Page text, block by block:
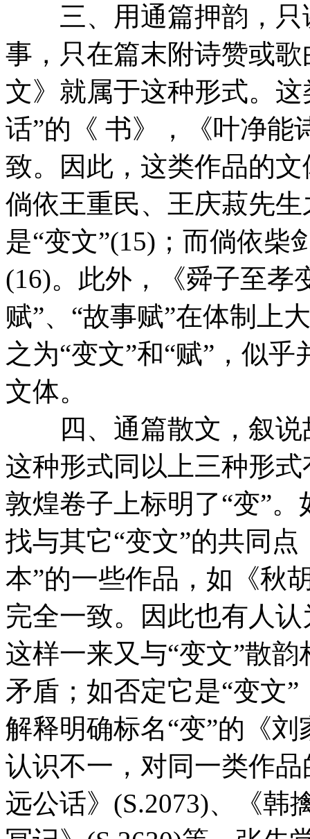
三、用通篇押韵，只
事，只在篇末附诗赞或
文》就属于这种形式。
话”的《 书》，《叶净能
致。因此，这类作品的
倘依王重民、王庆菽先
是“变文”(15)；而倘依柴
(16)。此外，《舜子至孝
赋”、“故事赋”在体制上
之为“变文”和“赋”，似
文体。
四、通篇散文，叙说
这种形式同以上三种形
敦煌卷子上标明了“变”
找与其它“变文”的共同
本”的一些作品，如《秋
完全一致。因此也有人
这样一来又与“变文”散
矛盾；如否定它是“变文
解释明确标名“变”的《
认识不一，对同一类作
远公话》(S.2073)、《韩